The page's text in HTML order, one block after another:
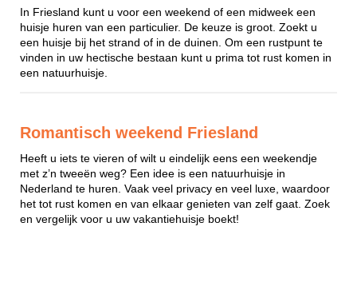
In Friesland kunt u voor een weekend of een midweek een
huisje huren van een particulier. De keuze is groot. Zoekt u
een huisje bij het strand of in de duinen. Om een rustpunt te
vinden in uw hectische bestaan kunt u prima tot rust komen in
een natuurhuisje.
Romantisch weekend Friesland
Heeft u iets te vieren of wilt u eindelijk eens een weekendje
met z’n tweeën weg? Een idee is een natuurhuisje in
Nederland te huren. Vaak veel privacy en veel luxe, waardoor
het tot rust komen en van elkaar genieten van zelf gaat. Zoek
en vergelijk voor u uw vakantiehuisje boekt!